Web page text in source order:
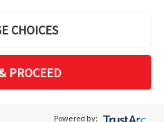
CHOICES
PROCEED
Powered by: